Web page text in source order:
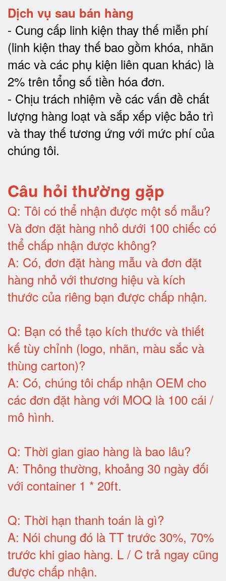
Dịch vụ sau bán hàng
- Cung cấp linh kiện thay thế miễn phí
(linh kiện thay thế bao gồm khóa, nhãn
mác và các phụ kiện liên quan khác) là
2% trên tổng số tiền hóa đơn.
- Chịu trách nhiệm về các vấn đề chất
lượng hàng loạt và sắp xếp việc bảo trì
và thay thế tương ứng với mức phí của
chúng tôi.
Câu hỏi thường gặp
Q: Tôi có thể nhận được một số mẫu?
Và đơn đặt hàng nhỏ dưới 100 chiếc có
thể chấp nhận được không?
A: Có, đơn đặt hàng mẫu và đơn đặt
hàng nhỏ với thương hiệu và kích
thước của riêng bạn được chấp nhận.
Q: Bạn có thể tạo kích thước và thiết
kế tùy chỉnh (logo, nhãn, màu sắc và
thùng carton)?
A: Có, chúng tôi chấp nhận OEM cho
các đơn đặt hàng với MOQ là 100 cái /
mô hình.
Q: Thời gian giao hàng là bao lâu?
A: Thông thường, khoảng 30 ngày đối
với container 1 * 20ft.
Q: Thời hạn thanh toán là gì?
A: Nói chung đó là TT trước 30%, 70%
trước khi giao hàng. L / C trả ngay cũng
được chấp nhận.